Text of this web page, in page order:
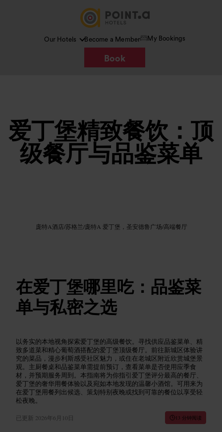
Our Hotels Become a Member My Bookings
Book
爱丁堡精致餐饮：顶
级餐厅与品鉴菜单
庞特A酒店/苏格兰/庞特A 爱丁堡，圣安德鲁广场/高端餐厅
在爱丁堡哪里吃：品鉴菜
单与私密之选
以务实的本地视角探索爱丁堡的高级餐饮。寻找供应品鉴菜单、精
致多道菜和精心葡萄酒搭配的爱丁堡顶级餐厅。前往新城区体验讲
究的菜品，漫步利斯感受社区魅力，或住在老城区附近欣赏城堡景
观。主厨餐桌和品鉴菜单需提前预订，查看菜单是否使用应季食
材，并预期服务周到。本指南将为你指引爱丁堡评分最高的餐厅、
爱丁堡的奢华用餐体验以及宛如本地发现的温馨小酒馆。可用来为
在爱丁堡用餐列出候选、策划特别夜晚或找到可靠的餐位以享受轻
松夜晚。
已更新 2026年6月10日 13 分钟阅读